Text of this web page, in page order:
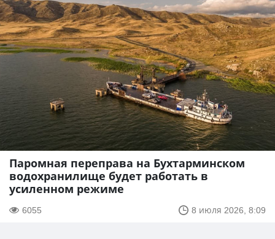
Паромная переправа на Бухтарминском
водохранилище будет работать в
усиленном режиме
6055 8 июля 2026, 8:09